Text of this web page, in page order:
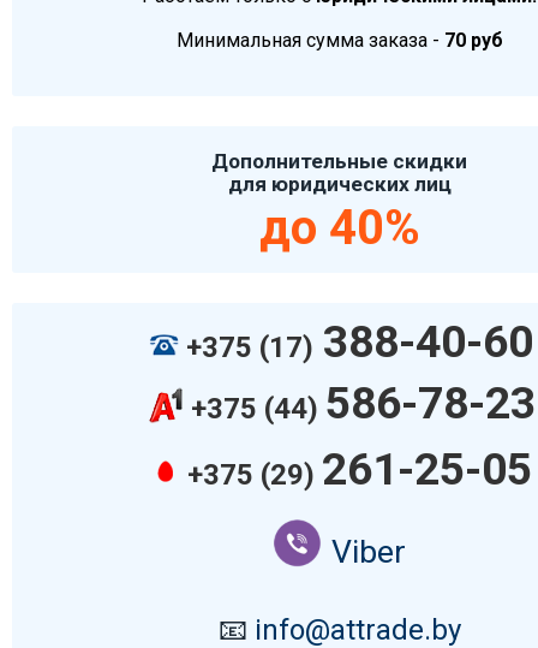
Минимальная сумма заказа - 70 руб
Дополнительные скидки
для юридических лиц
до 40%
+375 (17) 388-40-60
+375 (44) 586-78-23
+375 (29) 261-25-05
Viber
📧 info@attrade.by